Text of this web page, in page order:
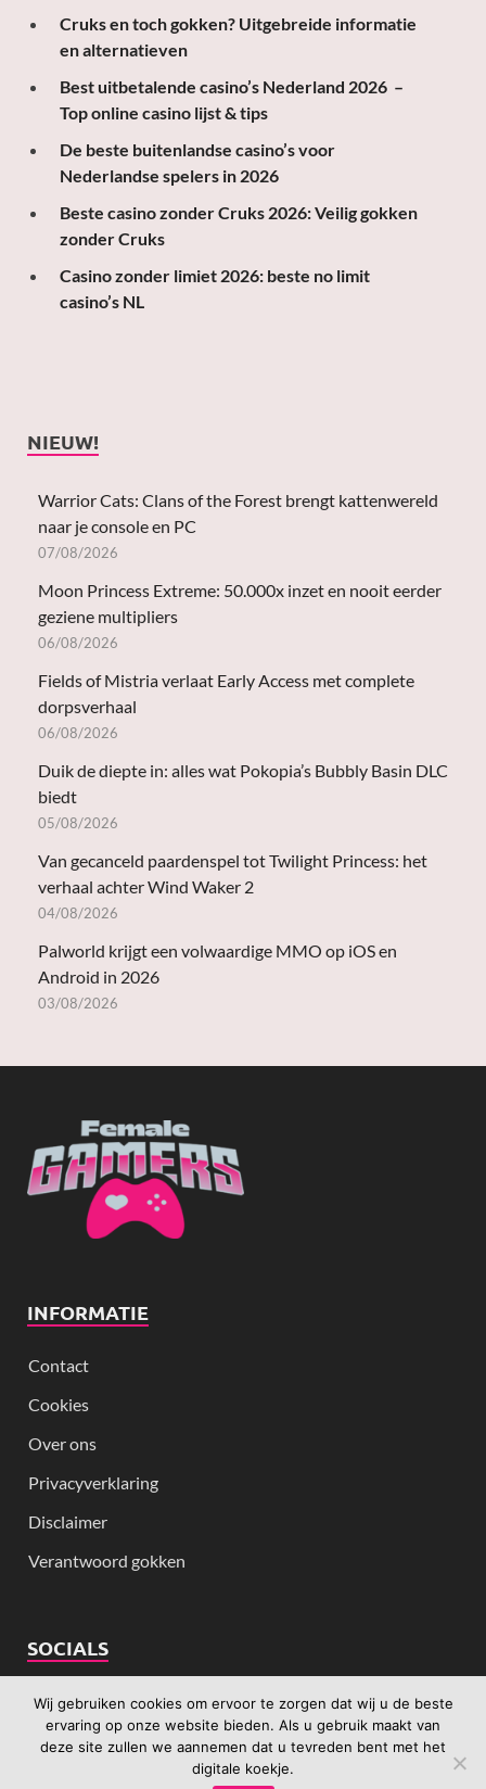
Cruks en toch gokken? Uitgebreide informatie
en alternatieven
Best uitbetalende casino’s Nederland 2026 –
Top online casino lijst & tips
De beste buitenlandse casino’s voor
Nederlandse spelers in 2026
Beste casino zonder Cruks 2026: Veilig gokken
zonder Cruks
Casino zonder limiet 2026: beste no limit
casino’s NL
NIEUW!
Warrior Cats: Clans of the Forest brengt kattenwereld
naar je console en PC
07/08/2026
Moon Princess Extreme: 50.000x inzet en nooit eerder
geziene multipliers
06/08/2026
Fields of Mistria verlaat Early Access met complete
dorpsverhaal
06/08/2026
Duik de diepte in: alles wat Pokopia’s Bubbly Basin DLC
biedt
05/08/2026
Van gecanceld paardenspel tot Twilight Princess: het
verhaal achter Wind Waker 2
04/08/2026
Palworld krijgt een volwaardige MMO op iOS en
Android in 2026
03/08/2026
INFORMATIE
Contact
Cookies
Over ons
Privacyverklaring
Disclaimer
Verantwoord gokken
SOCIALS
Wij gebruiken cookies om ervoor te zorgen dat wij u de beste
ervaring op onze website bieden. Als u gebruik maakt van
deze site zullen we aannemen dat u tevreden bent met het
digitale koekje.